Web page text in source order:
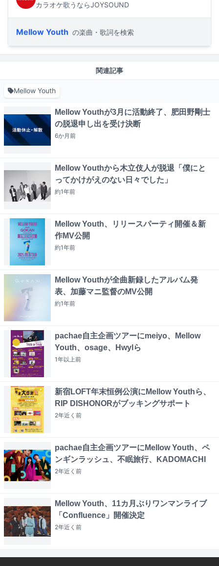
カラオケ歌うならJOYSOUND
Mellow Youth の楽曲・歌詞を検索
関連記事
Mellow Youth
Mellow Youthが3月に活動終了、肥田野剛士
の脱退申し出を受け決断
6か月前
Mellow Youthから木立伎人が脱退「僕にと
ってかけがえのない日々でした」
約1年前
Mellow Youth、リリースパーティ開催＆新
作MV公開
約1年前
Mellow Youthが全曲新録したアルバム発
表、加藤マニ監督のMV公開
約1年前
pachae自主企画ツアーにmeiyo、Mellow
Youth、osage、Hwylら
1年以上前
新宿LOFT年末恒例公演にMellow Youthら、
RIP DISHONORがブッキングサポート
2年近く 前
pachae自主企画ツアーにMellow Youth、ペ
ンギンラッシュ、不眠旅行、KADOMACHI
2年近く 前
Mellow Youth、11カ月ぶりワンマンライブ
「Confluence」開催決定
2年近く 前